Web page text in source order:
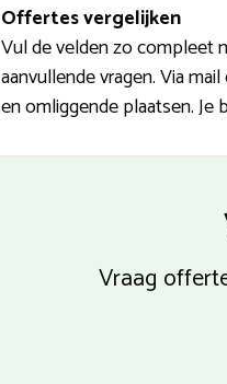
Offertes vergelijken
Vul de velden zo compleet
aanvullende vragen. Via
en omliggende plaatsen. Je
Vraag